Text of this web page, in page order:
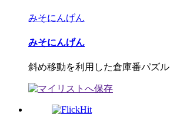
みそにんげん
みそにんげん
斜め移動を利用した倉庫番パズル